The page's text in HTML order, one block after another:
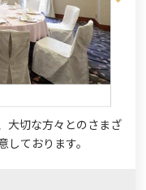
大切な方々とのさまざ
ております。